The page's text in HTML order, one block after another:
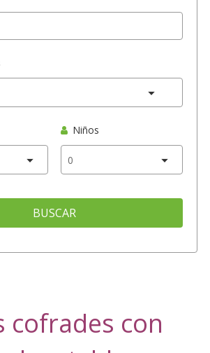
Niños
BUSCAR
cofrades con